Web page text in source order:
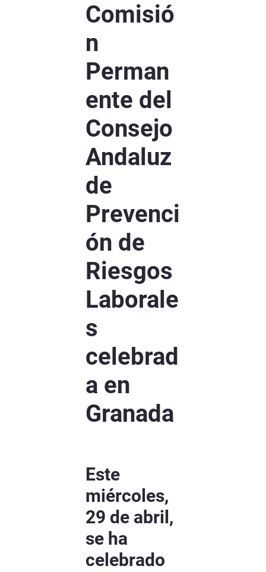
Comisió
n
Perman
ente del
Consejo
Andaluz
de
Prevenci
ón de
Riesgos
Laborale
s
celebrad
a en
Granada
Este
miércoles,
29 de abril,
se ha
celebrado